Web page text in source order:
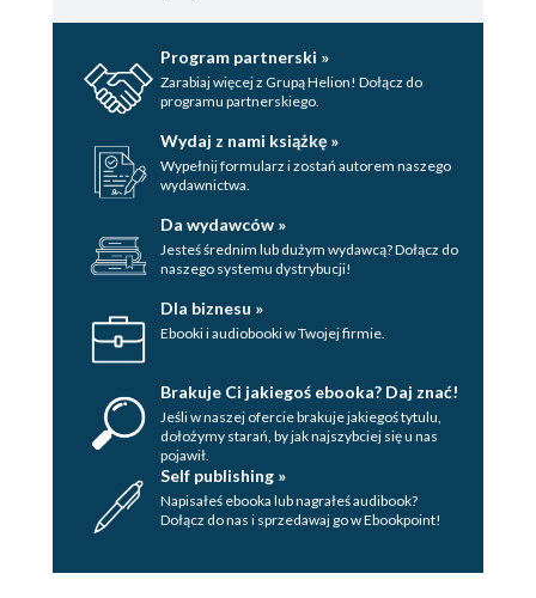
5. Prompty w praktyce
5.1. Inżynieria promptów w praktyce
5.1.1. Podstawowy prompt
5.1.2. Prompty rekurencyjne
5.1.3. Tworzenie szablonu
5.2. Formułowanie problemu w praktyce
Podsumowanie
6.1. Najlepsze praktyki obsługi
sztucznej inteligencji
6.1.1. Metody wyodrębniania
tekstu
6.1.2. Strukturyzowanie i
doskonalenie wyników
6.2. Zasady etyki w przetwarzaniu
Program partnerski »
Zarabiaj więcej z Grupą Helion! Dołącz do
programu partnerskiego.
Wydaj z nami książkę »
Wypełnij formularz i zostań autorem naszego
wydawnictwa.
Da wydawców »
Jesteś średnim lub dużym wydawcą? Dołącz do
naszego systemu dystrybucji!
Dla biznesu »
Ebooki i audiobooki w Twojej firmie.
Brakuje Ci jakiegoś ebooka? Daj znać!
Jeśli w naszej ofercie brakuje jakiegoś tytulu,
dołożymy starań, by jak najszybciej się u nas
pojawił.
Self publishing »
Napisałeś ebooka lub nagrałeś audibook?
Dołącz do nas i sprzedawaj go w Ebookpoint!